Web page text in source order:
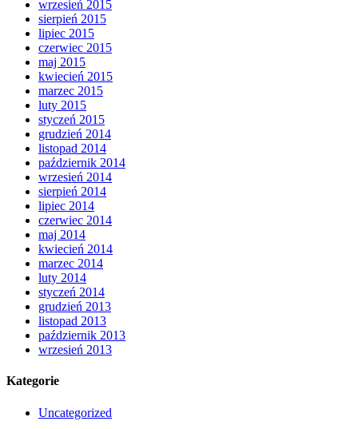
wrzesień 2015
sierpień 2015
lipiec 2015
czerwiec 2015
maj 2015
kwiecień 2015
marzec 2015
luty 2015
styczeń 2015
grudzień 2014
listopad 2014
październik 2014
wrzesień 2014
sierpień 2014
lipiec 2014
czerwiec 2014
maj 2014
kwiecień 2014
marzec 2014
luty 2014
styczeń 2014
grudzień 2013
listopad 2013
październik 2013
wrzesień 2013
Kategorie
Uncategorized